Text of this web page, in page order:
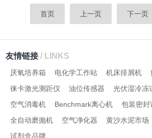
首页 上一页 下一页
友情链接/ LINKS
厌氧培养箱 电化学工作站 机床排屑机
徕卡激光测距仪
油位传感器 光伏湿冷冻
空气消毒机
Benchmark离心机 包装密封
全自动磨抛机
空气净化器 黄沙水泥市场
试剂盒品牌